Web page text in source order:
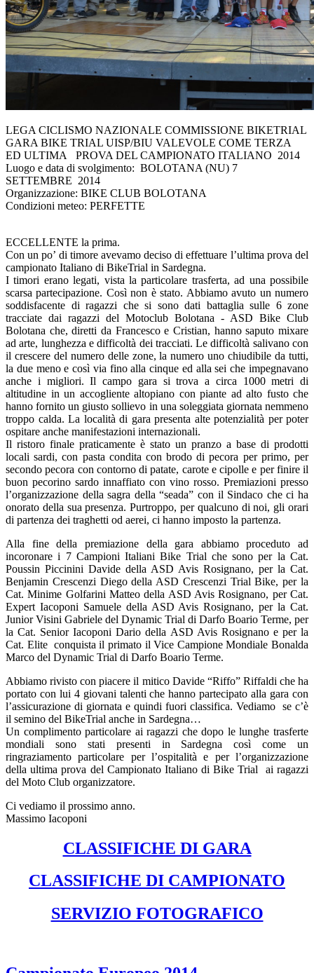
LEGA CICLISMO NAZIONALE COMMISSIONE BIKETRIAL
GARA BIKE TRIAL UISP/BIU VALEVOLE COME TERZA
ED ULTIMA PROVA DEL CAMPIONATO ITALIANO 2014
Luogo e data di svolgimento: BOLOTANA (NU) 7
SETTEMBRE 2014
Organizzazione: BIKE CLUB BOLOTANA
Condizioni meteo: PERFETTE
ECCELLENTE la prima.
Con un po’ di timore avevamo deciso di effettuare l’ultima prova del
campionato Italiano di BikeTrial in Sardegna.
I timori erano legati, vista la particolare trasferta, ad una possibile
scarsa partecipazione. Così non è stato. Abbiamo avuto un numero
soddisfacente di ragazzi che si sono dati battaglia sulle 6 zone
tracciate dai ragazzi del Motoclub Bolotana - ASD Bike Club
Bolotana che, diretti da Francesco e Cristian, hanno saputo mixare
ad arte, lunghezza e difficoltà dei tracciati. Le difficoltà salivano con
il crescere del numero delle zone, la numero uno chiudibile da tutti,
la due meno e così via fino alla cinque ed alla sei che impegnavano
anche i migliori. Il campo gara si trova a circa 1000 metri di
altitudine in un accogliente altopiano con piante ad alto fusto che
hanno fornito un giusto sollievo in una soleggiata giornata nemmeno
troppo calda. La località di gara presenta alte potenzialità per poter
ospitare anche manifestazioni internazionali.
Il ristoro finale praticamente è stato un pranzo a base di prodotti
locali sardi, con pasta condita con brodo di pecora per primo, per
secondo pecora con contorno di patate, carote e cipolle e per finire il
buon pecorino sardo innaffiato con vino rosso. Premiazioni presso
l’organizzazione della sagra della “seada” con il Sindaco che ci ha
onorato della sua presenza. Purtroppo, per qualcuno di noi, gli orari
di partenza dei traghetti od aerei, ci hanno imposto la partenza.
Alla fine della premiazione della gara abbiamo proceduto ad
incoronare i 7 Campioni Italiani Bike Trial che sono per la Cat.
Poussin Piccinini Davide della ASD Avis Rosignano, per la Cat.
Benjamin Crescenzi Diego della ASD Crescenzi Trial Bike, per la
Cat. Minime Golfarini Matteo della ASD Avis Rosignano, per Cat.
Expert Iacoponi Samuele della ASD Avis Rosignano, per la Cat.
Junior Visini Gabriele del Dynamic Trial di Darfo Boario Terme, per
la Cat. Senior Iacoponi Dario della ASD Avis Rosignano e per la
Cat. Elite conquista il primato il Vice Campione Mondiale Bonalda
Marco del Dynamic Trial di Darfo Boario Terme.
Abbiamo rivisto con piacere il mitico Davide “Riffo” Riffaldi che ha
portato con lui 4 giovani talenti che hanno partecipato alla gara con
l’assicurazione di giornata e quindi fuori classifica. Vediamo se c’è
il semino del BikeTrial anche in Sardegna…
Un complimento particolare ai ragazzi che dopo le lunghe trasferte
mondiali sono stati presenti in Sardegna così come un
ringraziamento particolare per l’ospitalità e per l’organizzazione
della ultima prova del Campionato Italiano di Bike Trial ai ragazzi
del Moto Club organizzatore.
Ci vediamo il prossimo anno.
Massimo Iacoponi
CLASSIFICHE DI GARA
CLASSIFICHE DI CAMPIONATO
SERVIZIO FOTOGRAFICO